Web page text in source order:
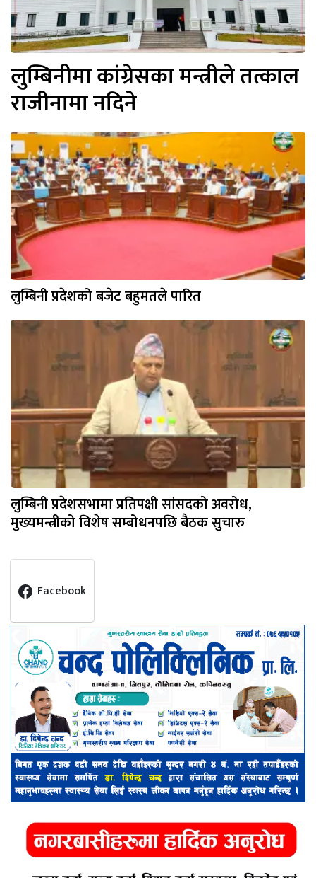
लुम्बिनीमा कांग्रेसका मन्त्रीले तत्काल
राजीनामा नदिने
लुम्बिनी प्रदेशको बजेट बहुमतले पारित
लुम्बिनी प्रदेशसभामा प्रतिपक्षी सांसदको अवरोध,
मुख्यमन्त्रीको विशेष सम्बोधनपछि बैठक सुचारु
Facebook